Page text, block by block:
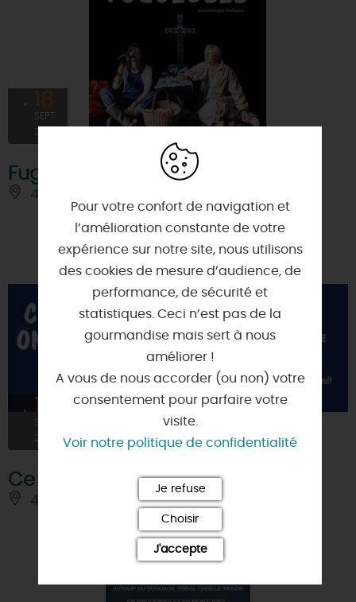
18
SEPT
Fugueuses
45380 - LA CHAPELLE-SAINT-MESMIN
SEPT
2026
Ce soir, on joue avec ... Arcaludia
45400 - FLEURY-LES-AUBRAIS
Pour votre confort de navigation et
l’amélioration constante de votre
expérience sur notre site, nous utilisons
des cookies de mesure d’audience, de
performance, de sécurité et
statistiques. Ceci n’est pas de la
gourmandise mais sert à nous
améliorer !
A vous de nous accorder (ou non) votre
consentement pour parfaire votre
visite.
Voir notre politique de confidentialité
Je refuse
Choisir
J'accepte